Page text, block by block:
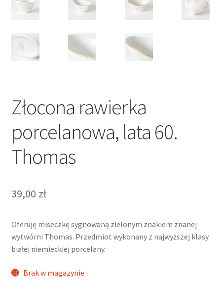
Złocona rawierka
porcelanowa, lata 60.
Thomas
39,00 zł
Oferuję miseczkę sygnowaną zielonym znakiem znanej
wytwórni Thomas. Przedmiot wykonany z najwyższej klasy
białej niemieckiej porcelany.
Brak w magazynie